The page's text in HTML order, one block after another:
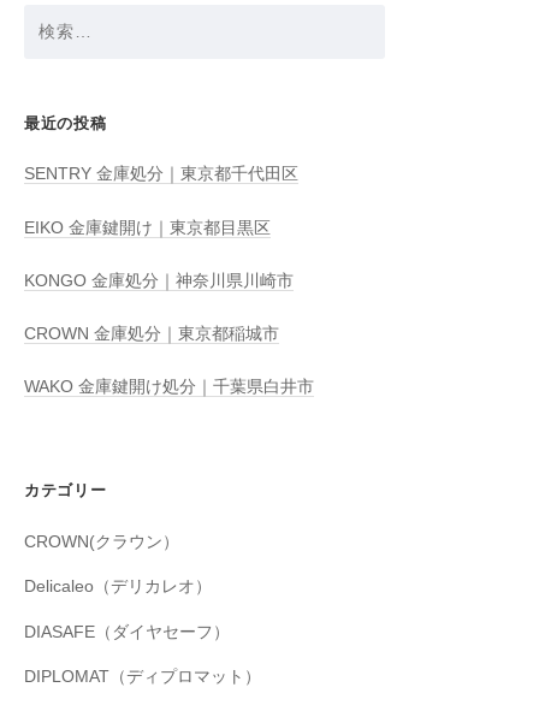
最近の投稿
SENTRY 金庫処分｜東京都千代田区
EIKO 金庫鍵開け｜東京都目黒区
KONGO 金庫処分｜神奈川県川崎市
CROWN 金庫処分｜東京都稲城市
WAKO 金庫鍵開け処分｜千葉県白井市
カテゴリー
CROWN(クラウン）
Delicaleo（デリカレオ）
DIASAFE（ダイヤセーフ）
DIPLOMAT（ディプロマット）